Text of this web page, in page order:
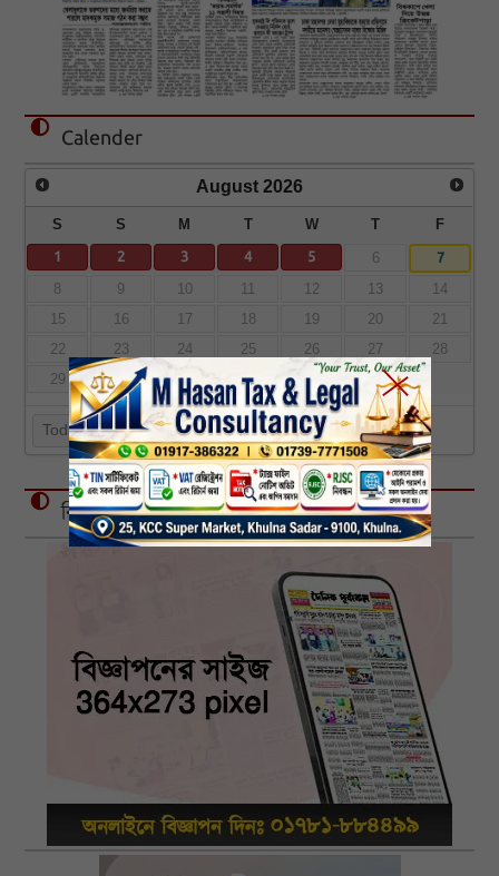
Calender
August 2026
S S M T W T F
1 2 3 4 5 6 7
8 9 10 11 12 13
14
15
16 17 18 19 20
21
22
23 24 25 26 27
28
29
30 31
Today
বিজ্ঞাপন